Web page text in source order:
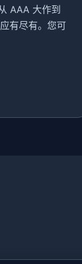
AAA 大作到
有尽有。您可